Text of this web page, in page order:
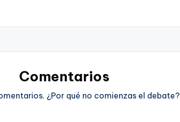
Comentarios
¿Por qué no comienzas el debate?